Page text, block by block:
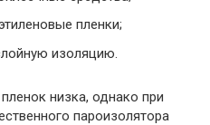
пленки;
изоляцию.
низка, однако при
пароизолятора